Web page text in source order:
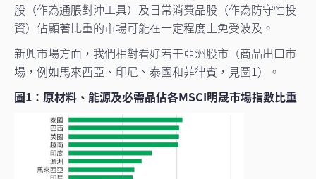
股（作為通脹對沖工具）及日常消費品股（作為防守性投
資）佔顯著比重的市場可能在一定程度上免受波及。
新興市場方面，我們相對看好若干亞洲股市（商品出口市
場，例如馬來西亞、印尼、泰國和菲律賓，見圖1）。
圖1：原材料、能源及必需品佔各MSCI明晟市場指數比重